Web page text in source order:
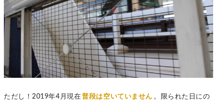
ただし！2019年4月現在普段は空いていません 。限られた日にの